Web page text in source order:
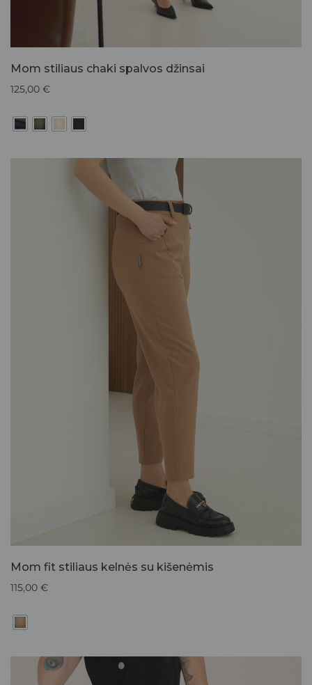
Mom stiliaus chaki spalvos džinsai
125,00 €
Mom fit stiliaus kelnės su kišenėmis
115,00 €